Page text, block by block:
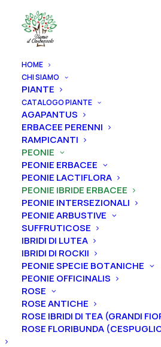
HOME
CHI SIAMO
PIANTE
CATALOGO PIANTE
AGAPANTUS
ERBACEE PERENNI
RAMPICANTI
PEONIE
PEONIE ERBACEE
PEONIE LACTIFLORA
PEONIE IBRIDE ERBACEE
PEONIE INTERSEZIONALI
PEONIE ARBUSTIVE
SUFFRUTICOSE
IBRIDI DI LUTEA
IBRIDI DI ROCKII
PEONIE SPECIE BOTANICHE
PEONIE OFFICINALIS
ROSE
ROSE ANTICHE
ROSE IBRIDI DI TEA (GRANDI
ROSE FLORIBUNDA
Home Peonie
Peonie ibride